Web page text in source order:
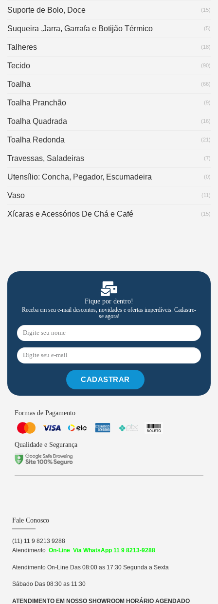
Suporte de Bolo, Doce (15)
Suqueira ,Jarra, Garrafa e Botijão Térmico (5)
Talheres (18)
Tecido (90)
Toalha (66)
Toalha Pranchão (9)
Toalha Quadrada (16)
Toalha Redonda (21)
Travessas, Saladeiras (7)
Utensílio: Concha, Pegador, Escumadeira (0)
Vaso (11)
Xícaras e Acessórios De Chá e Café (15)
Fique por dentro!
Receba em seu e-mail descontos, novidades e ofertas imperdíveis. Cadastre-
se agora!
CADASTRAR
Formas de Pagamento
Qualidade e Segurança
Fale Conosco
(11) 11 9 8213 9288
Atendimento On-Line Via WhatsApp 11 9 8213-9288
Atendimento On-Line Das 08:00 as 17:30 Segunda a Sexta
Sábado Das 08:30 as 11:30
ATENDIMENTO EM NOSSO SHOWROOM HORÁRIO AGENDADO